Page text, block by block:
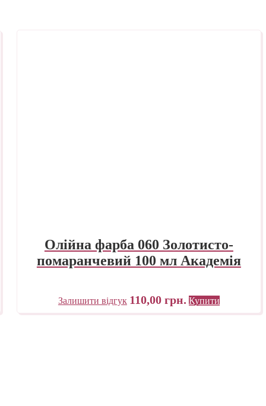
Олійна фарба 060 Золотисто-
помаранчевий 100 мл Академія
Залишити відгук 110,00 грн. Купити